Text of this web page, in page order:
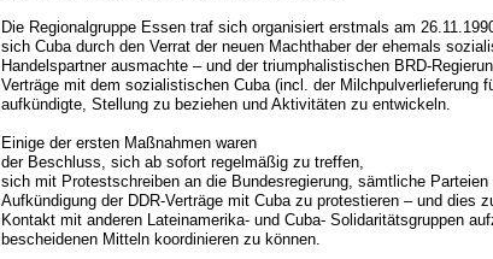
Die Regionalgruppe Essen traf sich organisiert erstmals am
sich Cuba durch den Verrat der neuen Machthaber der ehemals
Handelspartner ausmachte – und der triumphalistischen BRD-
Verträge mit dem sozialistischen Cuba (incl. der Milchpulverlieferung
aufkündigte, Stellung zu beziehen und Aktivitäten zu entwickeln.
Einige der ersten Maßnahmen waren
der Beschluss, sich ab sofort regelmäßig zu treffen,
sich mit Protestschreiben an die Bundesregierung, sämtliche
Aufkündigung der DDR-Verträge mit Cuba zu protestieren – und dies
Kontakt mit anderen Lateinamerika- und Cuba- Solidaritätsgruppen
bescheidenen Mitteln koordinieren zu können.